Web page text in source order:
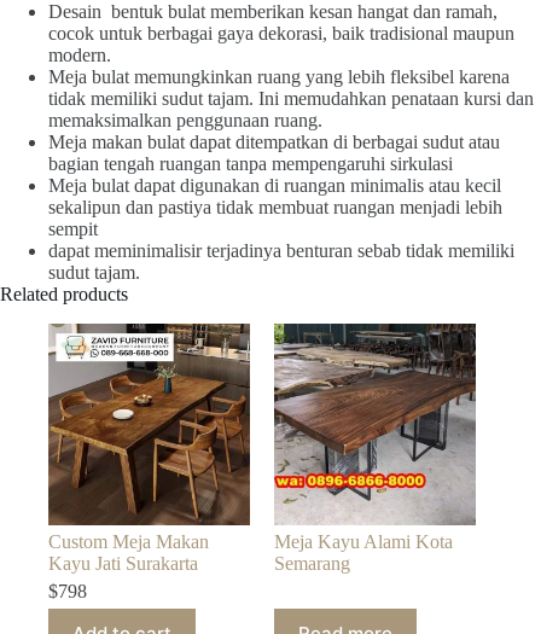
Desain bentuk bulat memberikan kesan hangat dan ramah,
cocok untuk berbagai gaya dekorasi, baik tradisional maupun
modern.
Meja bulat memungkinkan ruang yang lebih fleksibel karena
tidak memiliki sudut tajam. Ini memudahkan penataan kursi dan
memaksimalkan penggunaan ruang.
Meja makan bulat dapat ditempatkan di berbagai sudut atau
bagian tengah ruangan tanpa mempengaruhi sirkulasi
Meja bulat dapat digunakan di ruangan minimalis atau kecil
sekalipun dan pastiya tidak membuat ruangan menjadi lebih
sempit
dapat meminimalisir terjadinya benturan sebab tidak memiliki
sudut tajam.
Related products
Custom Meja Makan
Kayu Jati Surakarta
$798
Meja Kayu Alami Kota
Semarang